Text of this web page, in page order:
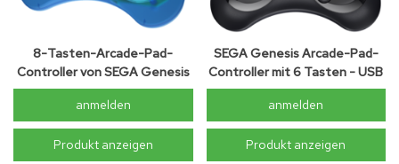
8-Tasten-Arcade-Pad-
Controller von SEGA Genesis
- USB
anmelden
Produkt anzeigen
SEGA Genesis Arcade-Pad-
Controller mit 6 Tasten - USB
anmelden
Produkt anzeigen